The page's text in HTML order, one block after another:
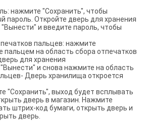
нажмите "Сохранить", чтобы
пароль. Откройте дверь для хранения
и введите пароль, чтобы
пальцев: нажмите
пальцем на область сбора отпечатков
для хранения
и снова нажмите на область
Дверь хранилища откроется
"Сохранить", выход будет всплывать
дверь в магазин. Нажмите
штрих-код бумаги, открыть дверь и
дверь.